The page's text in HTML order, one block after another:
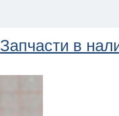
Запчасти в